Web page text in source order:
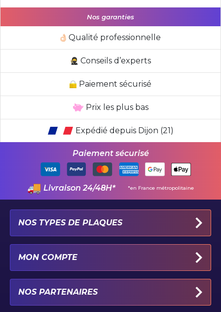
Nos garanties
Qualité professionnelle
Conseils d’experts
Paiement sécurisé
Prix les plus bas
Expédié depuis Dijon (21)
Paiement sécurisé
Livraison 24/48H* *en France métropolitaine
NOS TYPES DE PLAQUES
MON COMPTE
NOS PARTENAIRES